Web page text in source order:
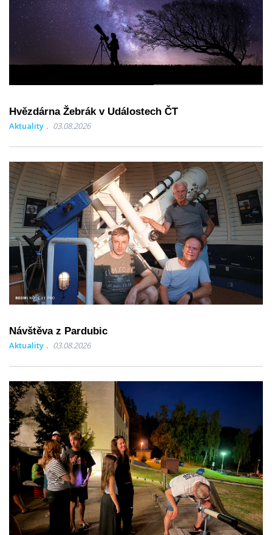
Hvězdárna Žebrák v Událostech ČT
Aktuality 03.08.2026
Návštěva z Pardubic
Aktuality 03.08.2026